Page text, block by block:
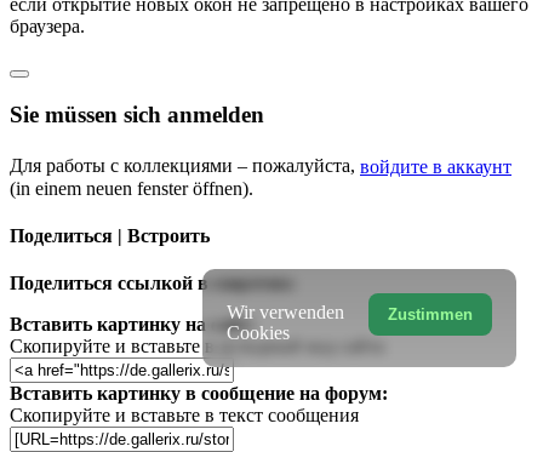
браузера.
Sie müssen sich anmelden
Для работы с коллекциями – пожалуйста, войдите в аккаунт
(in einem neuen fenster öffnen).
Поделиться | Встроить
Поделиться ссылкой в соцсетях:
Вставить картинку на сайт:
Скопируйте и вставьте в исходный код сайта
Вставить картинку в сообщение на форум:
Скопируйте и вставьте в текст сообщения
Zustimmen
Wir verwenden
Cookies